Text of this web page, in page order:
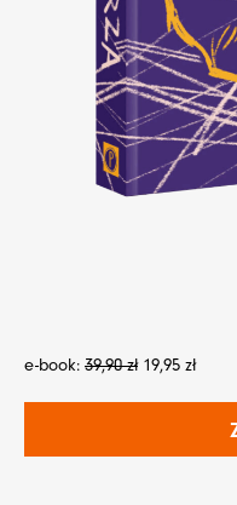
e-book: 39,90zł 19,95 zł